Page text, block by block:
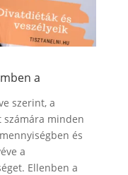
a
szerint, a
számára minden
és
a
Ellenben a